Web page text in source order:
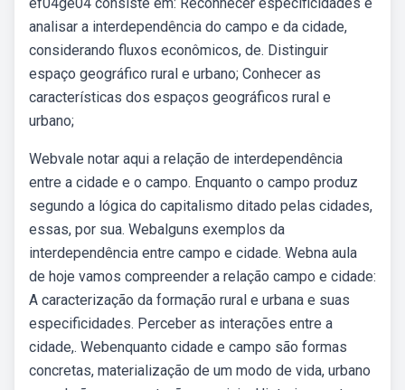
analisar a interdependência do campo e da cidade,
considerando fluxos econômicos, de. Distinguir
espaço geográfico rural e urbano; Conhecer as
características dos espaços geográficos rural e
urbano;
Webvale notar aqui a relação de interdependência
entre a cidade e o campo. Enquanto o campo produz
segundo a lógica do capitalismo ditado pelas cidades,
essas, por sua. Webalguns exemplos da
interdependência entre campo e cidade. Webna aula
de hoje vamos compreender a relação campo e cidade:
A caracterização da formação rural e urbana e suas
especificidades. Perceber as interações entre a
cidade,. Webenquanto cidade e campo são formas
concretas, materialização de um modo de vida, urbano